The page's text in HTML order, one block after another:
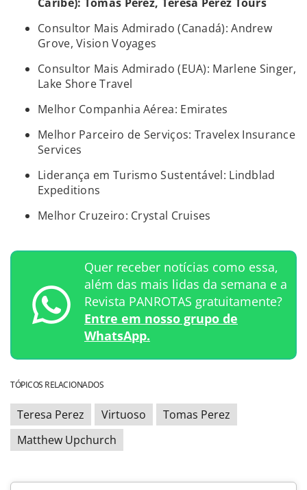
Consultor Mais Admirado (Canadá): Andrew
Grove, Vision Voyages
Consultor Mais Admirado (EUA): Marlene Singer,
Lake Shore Travel
Melhor Companhia Aérea: Emirates
Melhor Parceiro de Serviços: Travelex Insurance
Services
Liderança em Turismo Sustentável: Lindblad
Expeditions
Melhor Cruzeiro: Crystal Cruises
Quer receber notícias como essa,
além das mais lidas da semana e a
Revista PANROTAS gratuitamente?
Entre em nosso grupo de
WhatsApp.
TÓPICOS RELACIONADOS
Teresa Perez Virtuoso
Tomas Perez
Matthew Upchurch